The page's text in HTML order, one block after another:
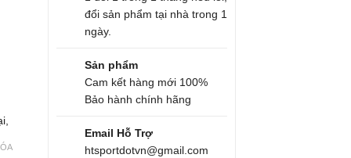
đổi sản phẩm tại nhà trong 1
ngày.
Sản phẩm
Cam kết hàng mới 100%
Bảo hành chính hãng
Email Hỗ Trợ
htsportdotvn@gmail.com